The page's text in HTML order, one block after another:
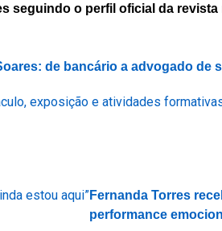
seguindo o perfil oficial da revista
de bancário a advogado de
Fernanda Torres
performance